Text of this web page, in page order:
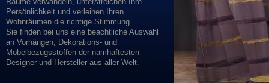
Persönlichkeit und verleihen
Ihren
Wohnräumen die richtige Stimmung.
Sie finden bei uns eine beachtliche Auswahl
an Vorhängen, Dekorations- und
Möbelbezugsstoffen der namhaftesten
Designer und Hersteller aus aller Welt.